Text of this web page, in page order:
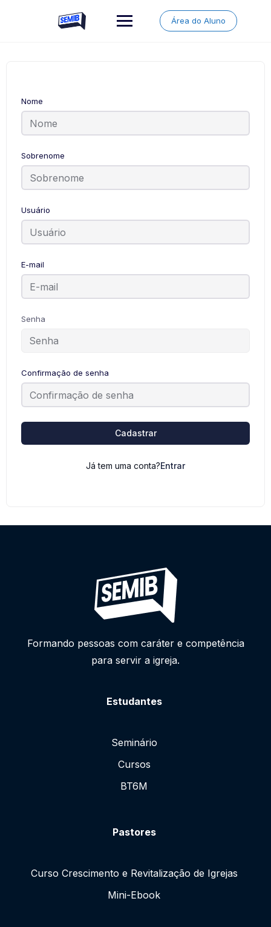
Área do Aluno
Nome
Sobrenome
Usuário
E-mail
Senha
Confirmação de senha
Cadastrar
Já tem uma conta?Entrar
Formando pessoas com caráter e competência
para servir a igreja.
Estudantes
Seminário
Cursos
BT6M
Pastores
Curso Crescimento e Revitalização de Igrejas
Mini-Ebook